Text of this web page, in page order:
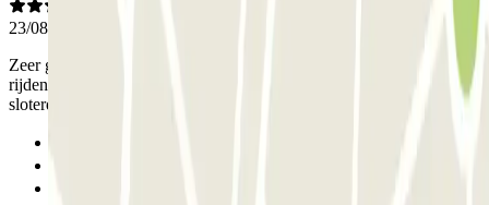
23/08/2025
Zeer goed bevallen, genoeg plaats ruim genoeg om in en uit te
rijden. Van hieruit zit je zo in t centrum van de stad via station
sloterdijk of met de fiets.